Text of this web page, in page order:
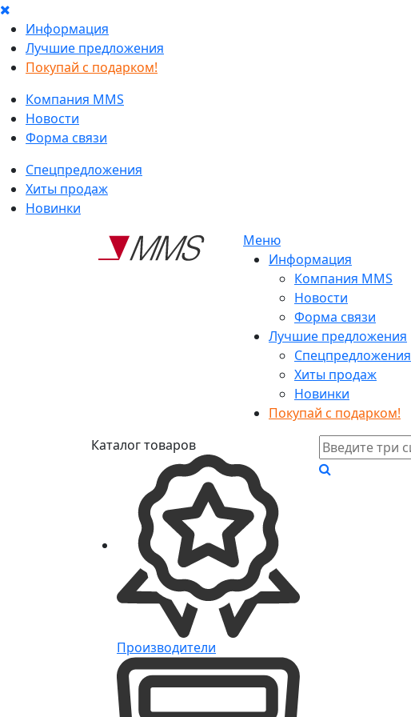
Информация
Лучшие предложения
Покупай с подарком!
Компания MMS
Новости
Форма связи
Спецпредложения
Хиты продаж
Новинки
Меню
Информация
Компания MMS
Новости
Форма связи
Лучшие предложения
Спецпредложения
Хиты продаж
Новинки
Покупай с подарком!
Каталог товаров
Производители